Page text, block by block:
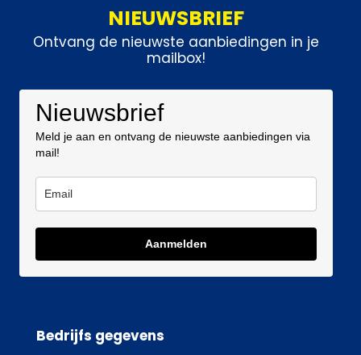
NIEUWSBRIEF
Ontvang de nieuwste aanbiedingen in je
mailbox!
Nieuwsbrief
Meld je aan en ontvang de nieuwste aanbiedingen via
mail!
Aanmelden
Bedrijfs gegevens